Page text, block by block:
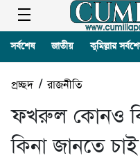
সর্বশেষ জাতীয় কুমিল্লার
প্রচ্ছদ/রাজনীতি
ফখরুল কোনও
কিনা জানতে